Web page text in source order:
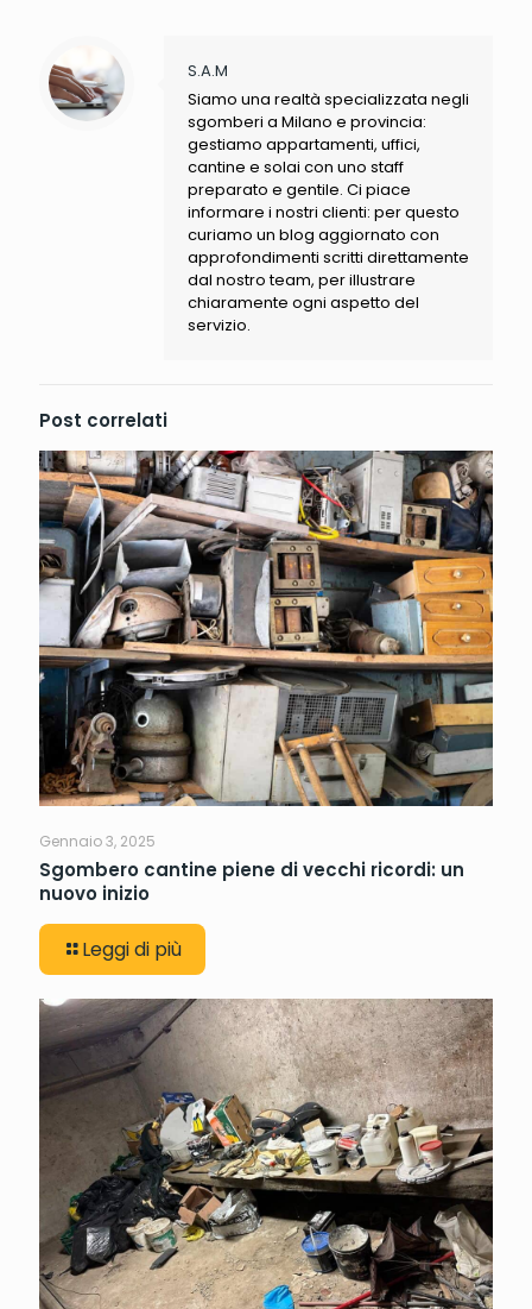
S.A.M
Siamo una realtà specializzata negli
sgomberi a Milano e provincia:
gestiamo appartamenti, uffici,
cantine e solai con uno staff
preparato e gentile. Ci piace
informare i nostri clienti: per questo
curiamo un blog aggiornato con
approfondimenti scritti direttamente
dal nostro team, per illustrare
chiaramente ogni aspetto del
servizio.
Post correlati
Gennaio 3, 2025
Sgombero cantine piene di vecchi ricordi: un
nuovo inizio
Leggi di più